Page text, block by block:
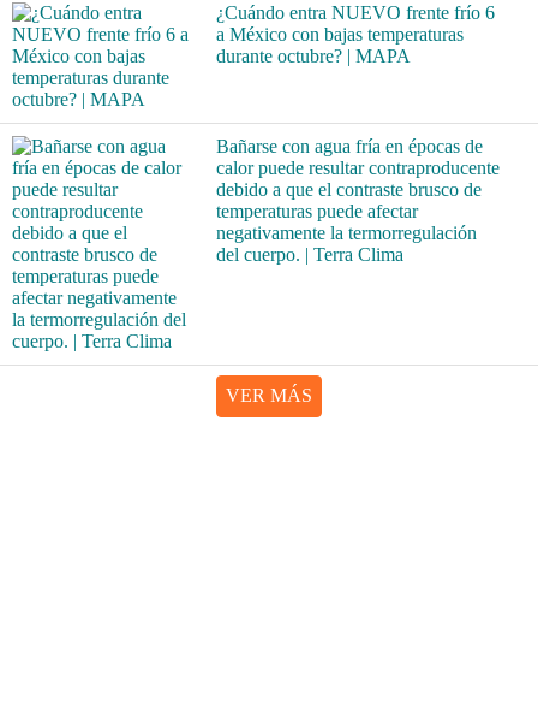
¿Cuándo entra NUEVO frente frío 6
a México con bajas temperaturas
durante octubre? | MAPA
Bañarse con agua fría en épocas de
calor puede resultar contraproducente
debido a que el contraste brusco de
temperaturas puede afectar
negativamente la termorregulación
del cuerpo. | Terra Clima
VER MÁS